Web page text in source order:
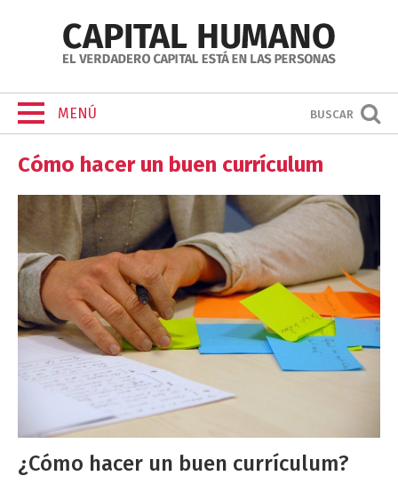
MENÚ BUSCAR
Cómo hacer un buen currículum
¿Cómo hacer un buen currículum?